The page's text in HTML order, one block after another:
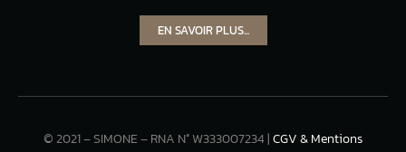
EN SAVOIR PLUS...
© 2021 – SIMONE – RNA N° W333007234 |CGV & Mentions